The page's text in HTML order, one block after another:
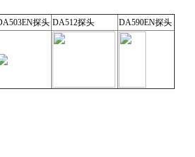
探头 DA512探头 DA590EN探头